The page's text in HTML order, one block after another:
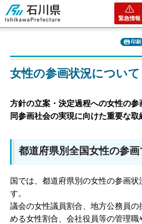
石川県
緊急情報
印刷
女性の参画状況について
方針の立案・決定過程への女性の参
同参画社会の実現に向けた重要な取
都道府県別全国女性の参画
国では、都道府県別の女性の参画状
す。
議会の女性議員割合、地方公務員の
める女性割合、会社役員等の管理職